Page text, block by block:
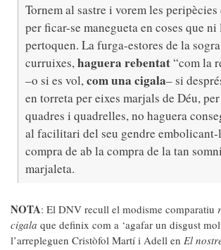
Tornem al sastre i vorem les peripècies
per ficar-se manegueta en coses que
pertoquen. La furga-estores de la
curruixes,haguera rebentat“com la
–o si es vol,com una cigala– si
en torreta per eixes marjals de Déu,
quadres i quadrelles, no haguera
al facilitari del seu gendre
compra de ab la compra de la tan
marjaleta.
NOTA: El DNV recull el modisme comparatiu
cigala que definix com a ‘agafar un disgust
l’arrepleguen Cristòfol Martí i Adell en El